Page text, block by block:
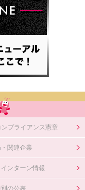
ンプライアンス憲章
関連企業
ンターン情報
の公表